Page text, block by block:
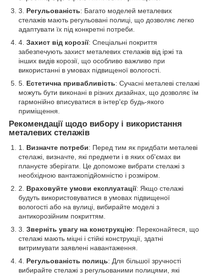
Регульованість: Багато моделей металевих
стелажів мають регульовані полиці, що дозволяє легко
адаптувати їх під конкретні потреби.
Захист від корозії: Спеціальні покриття
забезпечують захист металевих стелажів від іржі та
інших видів корозії, що особливо важливо при
використанні в умовах підвищеної вологості.
Естетична привабливість: Сучасні металеві стелажі
можуть бути виконані в різних дизайнах, що дозволяє їм
гармонійно вписуватися в інтер'єр будь-якого
приміщення.
Рекомендації щодо вибору і використання
металевих стелажів
Визначте потреби: Перед тим як придбати металеві
стелажі, визначте, які предмети і в яких об'ємах ви
плануєте зберігати. Це допоможе вибрати стелажі з
необхідною вантажопідйомністю і розміром.
Враховуйте умови експлуатації: Якщо стелажі
будуть використовуватися в умовах підвищеної
вологості або на вулиці, вибирайте моделі з
антикорозійним покриттям.
Зверніть увагу на конструкцію: Переконайтеся, що
стелажі мають міцні і стійкі конструкції, здатні
витримувати заявлені навантаження.
Регульованість полиць: Для більшої зручності
вибирайте стелажі з регульованими полицями, які